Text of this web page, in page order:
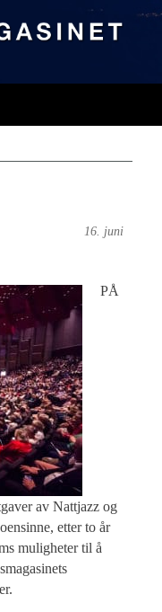
16. juni
PÅ
av Nattjazz og
etter to år
muligheter til å